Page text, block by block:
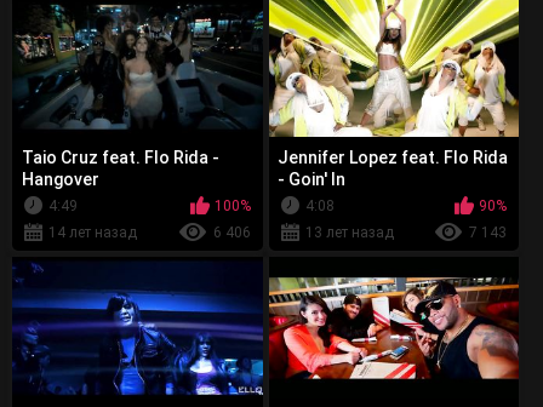
Taio Cruz feat. Flo Rida -
Hangover
4:49
100%
14 лет назад
6 406
Jennifer Lopez feat. Flo Rida
- Goin' In
4:08
90%
13 лет назад
7 143